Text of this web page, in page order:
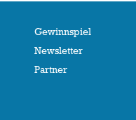
Gewinnspiel
Newsletter
Partner